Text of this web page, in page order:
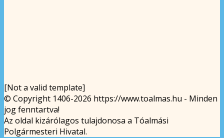
[Not a valid template]
© Copyright 1406-2026 https://www.toalmas.hu - Minden
jog fenntartva!
Az oldal kizárólagos tulajdonosa a Tóalmási
Polgármesteri Hivatal.